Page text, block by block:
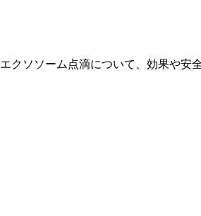
ソソーム点滴について、効果や安